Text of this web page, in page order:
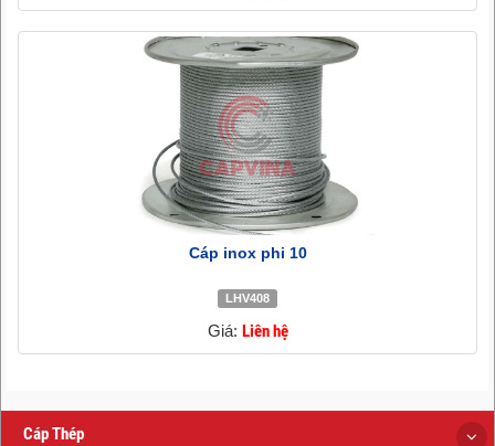
Cáp inox phi 10
LHV408
Giá: Liên hệ
Cáp Thép